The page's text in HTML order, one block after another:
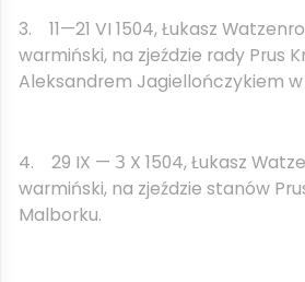
3. 11—21 VI 1504, Łukasz
warmiński, na zjeździe rady Prus
Aleksandrem Jagiellończykiem
4. 29 IX — З X 1504, Łukasz
warmiński, na zjeździe stanów
Malborku.